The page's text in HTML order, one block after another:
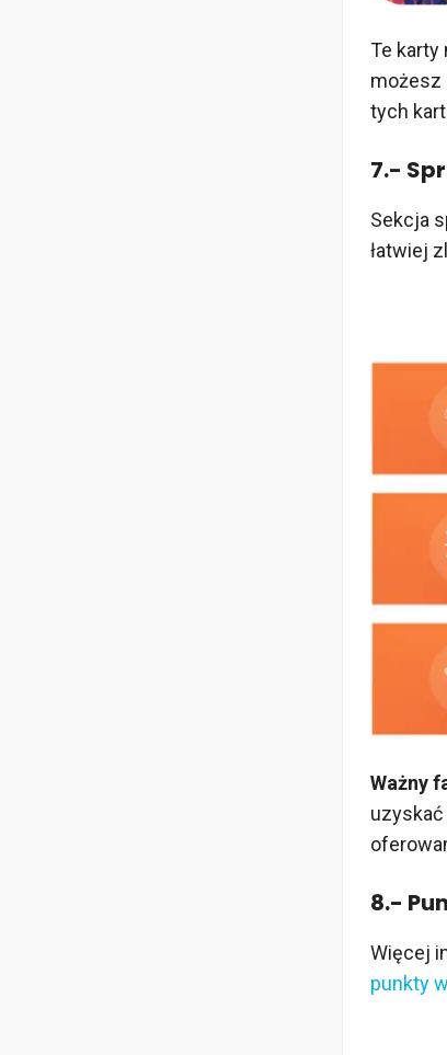
Te karty
możesz
tych
7.-
Sekcja
łatwiej
Ważny
8.-
Więcej
punkty